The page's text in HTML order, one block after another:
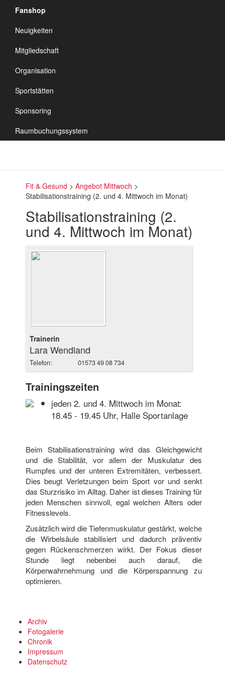
Fanshop
Neuigkeiten
Mitgliedschaft
Organisation
Sportstätten
Sponsoring
Raumbuchungssystem
TSV Vineta
Audorf
Fit & Gesund > Angebot Mittwoch >
Stabilisationstraining (2. und 4. Mittwoch im Monat)
Stabilisationstraining (2.
und 4. Mittwoch im Monat)
Trainerin
Lara Wendland
Telefon: 01573 49 08 734
Trainingszeiten
jeden 2. und 4. Mittwoch im Monat:
18.45 - 19.45 Uhr, Halle Sportanlage
Beim Stabilisationstraining wird das Gleichgewicht
und die Stabilität, vor allem der Muskulatur des
Rumpfes und der unteren Extremitäten, verbessert.
Dies beugt Verletzungen beim Sport vor und senkt
das Sturzrisiko im Alltag. Daher ist dieses Training für
jeden Menschen sinnvoll, egal welchen Alters oder
Fitnesslevels.
Zusätzlich wird die Tiefenmuskulatur gestärkt, welche
die Wirbelsäule stabilisiert und dadurch präventiv
gegen Rückenschmerzen wirkt. Der Fokus dieser
Stunde liegt nebenbei auch darauf, die
Körperwahrnehmung und die Körperspannung zu
optimieren.
Archiv
Fotogalerie
Chronik
Impressum
Datenschutz